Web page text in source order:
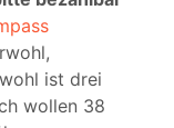
ist drei
wollen 38